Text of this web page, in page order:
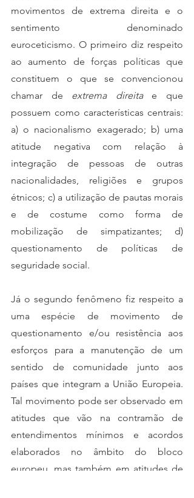
movimentos de extrema direita e o
sentimento denominado
euroceticismo. O primeiro diz respeito
ao aumento de forças políticas que
constituem o que se convencionou
chamar de extrema direita e que
possuem como características centrais:
a) o nacionalismo exagerado; b) uma
atitude negativa com relação à
integração de pessoas de outras
nacionalidades, religiões e grupos
étnicos; c) a utilização de pautas morais
e de costume como forma de
mobilização de simpatizantes; d)
questionamento de políticas de
seguridade social.
Já o segundo fenômeno fiz respeito a
uma espécie de movimento de
questionamento e/ou resistência aos
esforços para a manutenção de um
sentido de comunidade junto aos
países que integram a União Europeia.
Tal movimento pode ser observado em
atitudes que vão na contramão de
entendimentos mínimos e acordos
elaborados no âmbito do bloco
europeu, mas também em atitudes de